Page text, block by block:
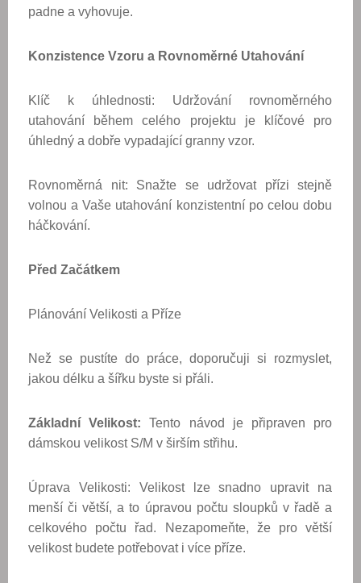
padne a vyhovuje.
Konzistence Vzoru a Rovnoměrné Utahování
Klíč k úhlednosti: Udržování rovnoměrného
utahování během celého projektu je klíčové pro
úhledný a dobře vypadající granny vzor.
Rovnoměrná nit: Snažte se udržovat přízi stejně
volnou a Vaše utahování konzistentní po celou dobu
háčkování.
Před Začátkem
Plánování Velikosti a Příze
Než se pustíte do práce, doporučuji si rozmyslet,
jakou délku a šířku byste si přáli.
Základní Velikost: Tento návod je připraven pro
dámskou velikost S/M v širším střihu.
Úprava Velikosti: Velikost lze snadno upravit na
menší či větší, a to úpravou počtu sloupků v řadě a
celkového počtu řad. Nezapomeňte, že pro větší
velikost budete potřebovat i více příze.